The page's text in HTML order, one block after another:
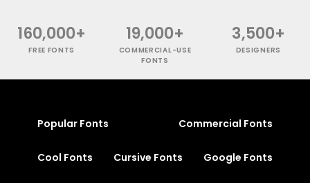
160,000+
FREE FONTS
19,000+
COMMERCIAL-USE
FONTS
3,500+
DESIGNERS
Popular Fonts Commercial Fonts
Cool Fonts Cursive Fonts Google Fonts